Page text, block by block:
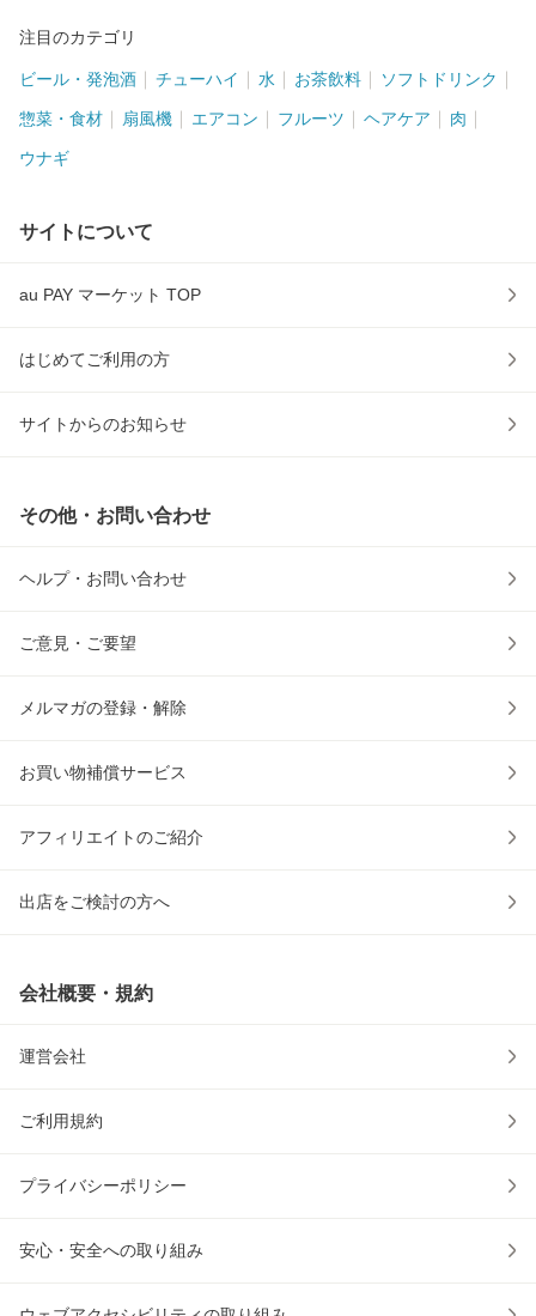
注目のカテゴリ
ビール・発泡酒 チューハイ 水 お茶飲料 ソフトドリンク
惣菜・食材 扇風機 エアコン フルーツ ヘアケア 肉
ウナギ
サイトについて
au PAY マーケット TOP
はじめてご利用の方
サイトからのお知らせ
その他・お問い合わせ
ヘルプ・お問い合わせ
ご意見・ご要望
メルマガの登録・解除
お買い物補償サービス
アフィリエイトのご紹介
出店をご検討の方へ
会社概要・規約
運営会社
ご利用規約
プライバシーポリシー
安心・安全への取り組み